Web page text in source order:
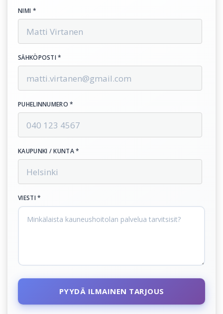
NIMI *
SÄHKÖPOSTI *
PUHELINNUMERO *
KAUPUNKI / KUNTA *
VIESTI *
PYYDÄ ILMAINEN TARJOUS